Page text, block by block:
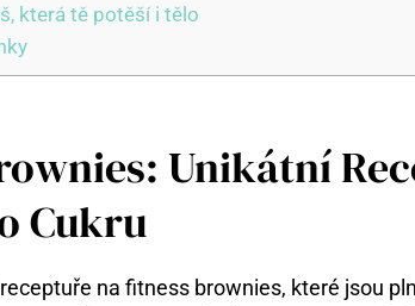
která tě potěší i tělo
Unikátní
Cukru
na fitness brownies, které jsou